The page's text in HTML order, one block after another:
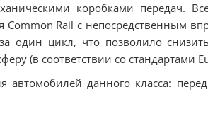
коробками передач.
Rail с непосредственным
один цикл, что позволило
(в соответствии со стандартами
автомобилей данного класса: